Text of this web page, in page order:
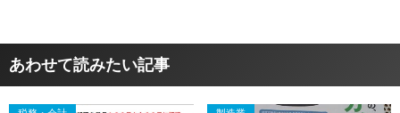
あわせて読みたい記事